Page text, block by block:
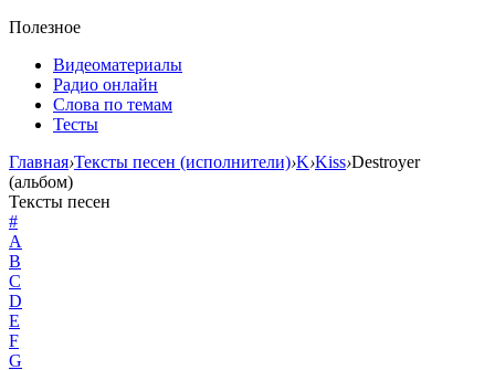
Полезное
Видеоматериалы
Радио онлайн
Слова по темам
Тесты
Главная›Тексты песен (исполнители)›K›Kiss›Destroyer
(альбом)
Тексты песен
#
A
B
C
D
E
F
G